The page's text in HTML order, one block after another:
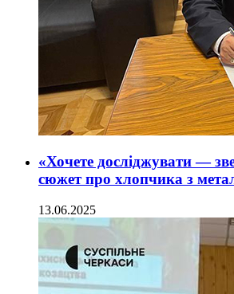
«Хочете досліджувати —
сюжет про хлопчика з
13.06.2025